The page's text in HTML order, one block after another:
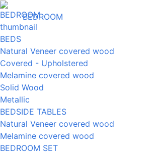
BEDROOM
BEDS
Natural Veneer covered wood
Covered - Upholstered
Melamine covered wood
Solid Wood
Metallic
BEDSIDE TABLES
Natural Veneer covered wood
Melamine covered wood
BEDROOM SET